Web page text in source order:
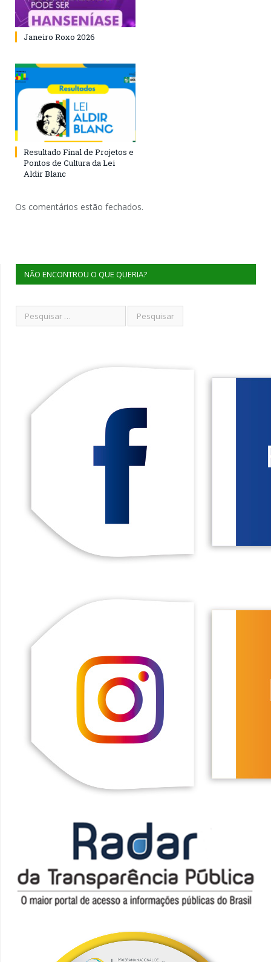
Janeiro Roxo 2026
Resultado Final de Projetos e
Pontos de Cultura da Lei
Aldir Blanc
Os comentários estão fechados.
NÃO ENCONTROU O QUE QUERIA?